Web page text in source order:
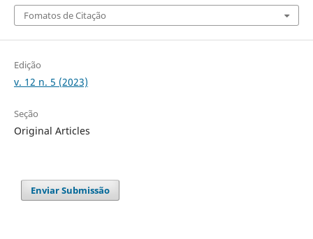
Fomatos de Citação
Edição
v. 12 n. 5 (2023)
Seção
Original Articles
Enviar Submissão